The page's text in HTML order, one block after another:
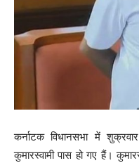
कर्नाटक विधानसभा में
कुमारस्वामी पास हो गए हैं।